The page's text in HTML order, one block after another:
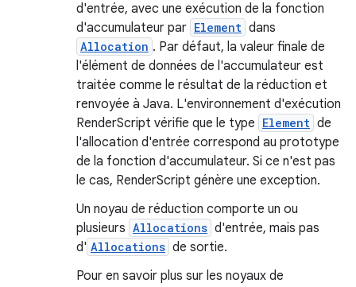
d'entrée, avec une exécution de la fonction
d'accumulateur par Element dans
Allocation . Par défaut, la valeur finale de
l'élément de données de l'accumulateur est
traitée comme le résultat de la réduction et
renvoyée à Java. L'environnement d'exécution
RenderScript vérifie que le type Element de
l'allocation d'entrée correspond au prototype
de la fonction d'accumulateur. Si ce n'est pas
le cas, RenderScript génère une exception.
Un noyau de réduction comporte un ou
plusieurs Allocations d'entrée, mais pas
d' Allocations de sortie.
Pour en savoir plus sur les noyaux de